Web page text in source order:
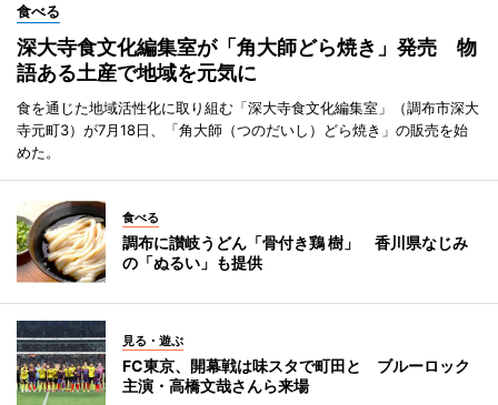
食べる
深大寺食文化編集室が「角大師どら焼き」発売 物
語ある土産で地域を元気に
食を通じた地域活性化に取り組む「深大寺食文化編集室」（調布市深大
寺元町3）が7月18日、「角大師（つのだいし）どら焼き」の販売を始
めた。
食べる
調布に讃岐うどん「骨付き鶏 樹」 香川県なじみ
の「ぬるい」も提供
見る・遊ぶ
FC東京、開幕戦は味スタで町田と ブルーロック
主演・高橋文哉さんら来場